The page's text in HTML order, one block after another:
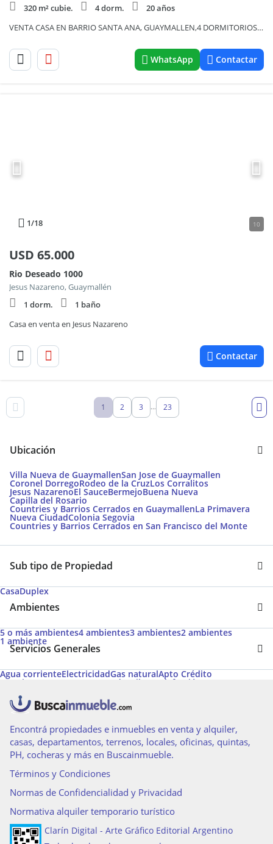
320 m² cubie.
4 dorm.
20 años
VENTA CASA EN BARRIO SANTA ANA, GUAYMALLEN,4 DORMITORIOS,BAÑOS,COCHERAS
WhatsApp Contactar
1/18 10
USD 65.000
Rio Deseado 1000
Jesus Nazareno, Guaymallén
1 dorm.
1 baño
Casa en venta en Jesus Nazareno
Contactar
1 2 3 ... 23
Ubicación
Villa Nueva de GuaymallenSan Jose de Guaymallen
Coronel DorregoRodeo de la CruzLos Corralitos
Jesus NazarenoEl SauceBermejoBuena Nueva
Capilla del Rosario
Countries y Barrios Cerrados en GuaymallenLa Primavera
Nueva CiudadColonia Segovia
Countries y Barrios Cerrados en San Francisco del Monte
Sub tipo de Propiedad
CasaDuplex
Ambientes
5 o más ambientes4 ambientes3 ambientes2 ambientes
1 ambiente
Servicios Generales
Agua corrienteElectricidadGas naturalApto Crédito
Permite Mascotas Desayunador Pileta Calefacción
Calefacción tiro balanceado
Acceso para personas con movilidad reducida
Amoblado
Encontrá propiedades e inmuebles en venta y alquiler,
casas, departamentos, terrenos, locales, oficinas, quintas,
PH, cocheras y más en Buscainmueble.
Términos y Condiciones
Normas de Confidencialidad y Privacidad
Normativa alquiler temporario turístico
Clarín Digital - Arte Gráfico Editorial Argentino